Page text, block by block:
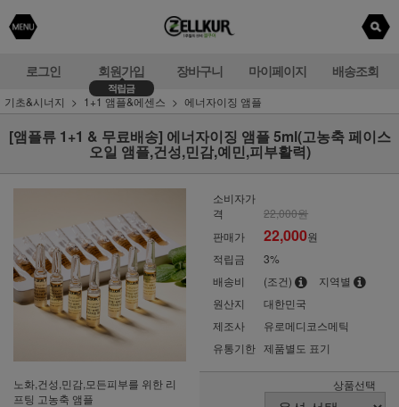
로그인 회원가입
적립금
장바구니 마이페이지 배송조회
기초&시너지 1+1 앰플&에센스 에너자이징 앰플
[앰플류 1+1 & 무료배송] 에너자이징 앰플 5ml(고농축 페이스
오일 앰플,건성,민감,예민,피부활력)
노화,건성,민감,모든피부를 위한 리
프팅 고농축 앰플
소비자가
격
22,000원
판매가
22,000원
적립금
3%
배송비
(조건)
지역별
원산지
대한민국
제조사
유로메디코스메틱
유통기한 제품별도 표기
상품선택